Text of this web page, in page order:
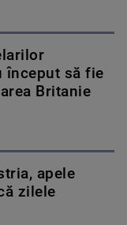
început să fie
Britanie
apele
zilele